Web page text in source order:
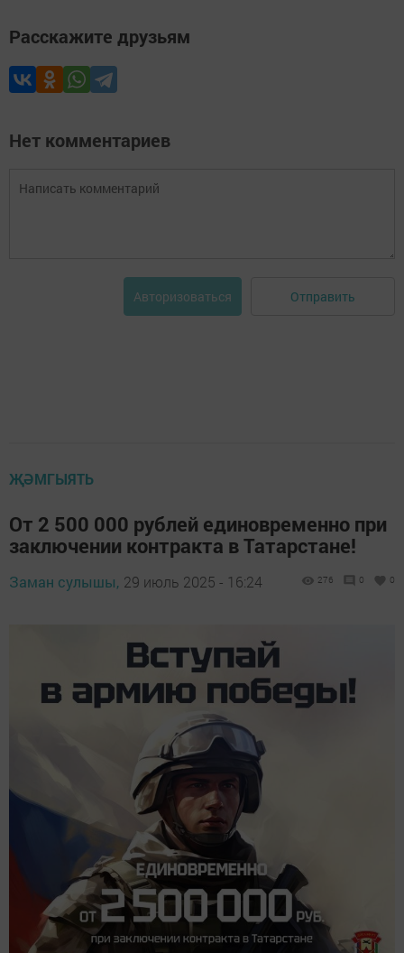
Расскажите друзьям
Нет комментариев
Авторизоваться Отправить
ҖӘМГЫЯТЬ
От 2 500 000 рублей единовременно при
заключении контракта в Татарстане!
Заман сулышы, 29 июль 2025 - 16:24 276 0 0